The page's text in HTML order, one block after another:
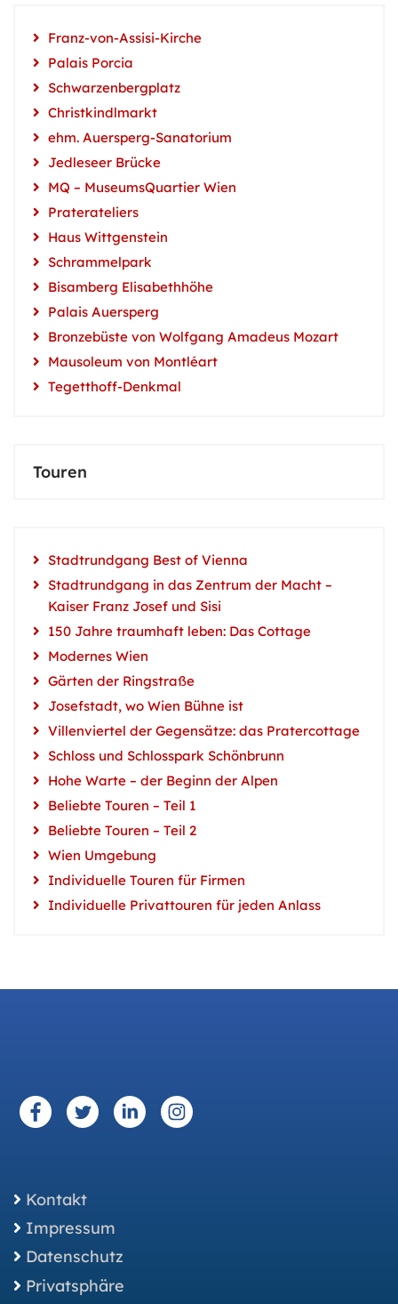
Franz-von-Assisi-Kirche
Palais Porcia
Schwarzenbergplatz
Christkindlmarkt
ehm. Auersperg-Sanatorium
Jedleseer Brücke
MQ – MuseumsQuartier Wien
Praterateliers
Haus Wittgenstein
Schrammelpark
Bisamberg Elisabethhöhe
Palais Auersperg
Bronzebüste von Wolfgang Amadeus Mozart
Mausoleum von Montléart
Tegetthoff-Denkmal
Touren
Stadtrundgang Best of Vienna
Stadtrundgang in das Zentrum der Macht –
Kaiser Franz Josef und Sisi
150 Jahre traumhaft leben: Das Cottage
Modernes Wien
Gärten der Ringstraße
Josefstadt, wo Wien Bühne ist
Villenviertel der Gegensätze: das Pratercottage
Schloss und Schlosspark Schönbrunn
Hohe Warte – der Beginn der Alpen
Beliebte Touren – Teil 1
Beliebte Touren – Teil 2
Wien Umgebung
Individuelle Touren für Firmen
Individuelle Privattouren für jeden Anlass
Kontakt
Impressum
Datenschutz
Privatsphäre